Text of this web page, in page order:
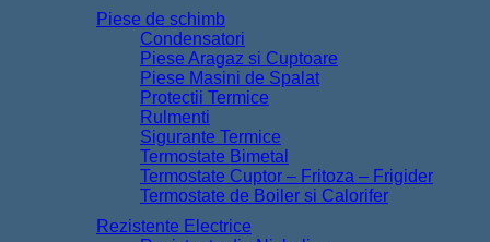
Piese de schimb
Condensatori
Piese Aragaz si Cuptoare
Piese Masini de Spalat
Protectii Termice
Rulmenti
Sigurante Termice
Termostate Bimetal
Termostate Cuptor – Fritoza – Frigider
Termostate de Boiler si Calorifer
Rezistente Electrice